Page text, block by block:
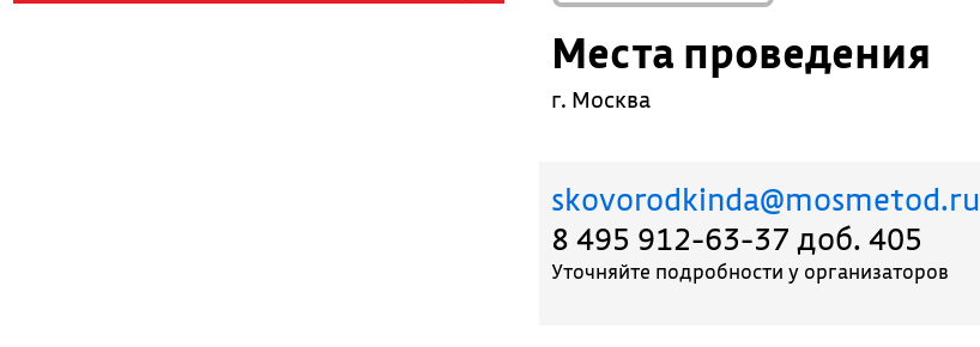
Места проведения
г. Москва
skovorodkinda@mosmetod.ru
8 495 912-63-37 доб. 405
Уточняйте подробности у организаторов